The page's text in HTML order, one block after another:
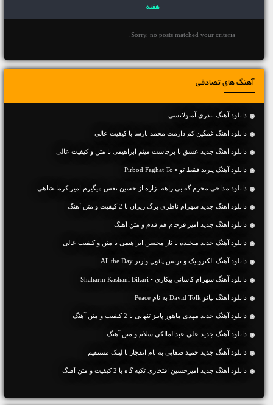
هفته
Sorry, no posts matched your criteria.
آهنگ های تصادفی
دانلود آهنگ بندری آمبولانسی
دانلود آهنگ غمگین کم دارمت محمد پارسا با کیفیت عالی
دانلود آهنگ جديد عشق پا برجاست میثم ابراهیمی با متن و کیفیت عالی
دانلود آهنگ پیربد فقط تو • Pirbod Faghat To
دانلود مداحی محرم گه بی راهه بزاره از حسین نفس میگیرم امیر کرمانشاهی
دانلود آهنگ جديد شهرام ناظری برگ ریزان با 2 کیفیت و متن آهنگ
دانلود آهنگ جديد امیر فرجام هم قدم و متن آهنگ
دانلود آهنگ جديد میخنده با ناز محسن ابراهیمی با متن و کیفیت عالی
دانلود آهنگ الکترونیک و ترنس پائول وارنر All the Day
دانلود آهنگ شهرام کاشانی بیکاری • Shaharm Kashani Bikari
دانلود آهنگ پیانو David Tolk به نام Peace
دانلود آهنگ جديد مهدی ماهور پاییز تنهایی با 2 کیفیت و متن آهنگ
دانلود آهنگ جديد علی عبدالمالکی سلام و متن آهنگ
دانلود آهنگ جديد حمید صفایی به نام انفجار با لینک مستقیم
دانلود آهنگ جديد امیرحسین افتخاری تکیه گاه با 2 کیفیت و متن آهنگ